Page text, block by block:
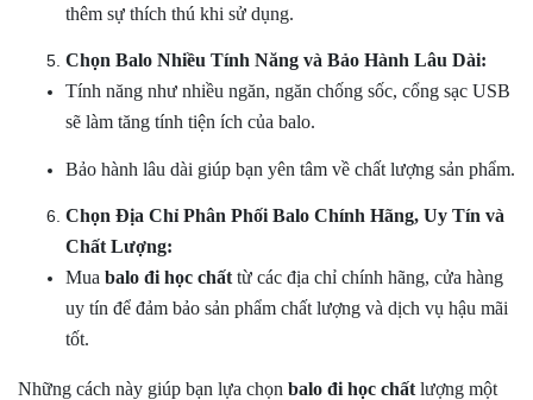
thêm sự thích thú khi sử dụng.
Chọn Balo Nhiều Tính Năng và Bảo Hành Lâu Dài:
Tính năng như nhiều ngăn, ngăn chống sốc, cổng sạc USB
sẽ làm tăng tính tiện ích của balo.
Bảo hành lâu dài giúp bạn yên tâm về chất lượng sản phẩm.
Chọn Địa Chỉ Phân Phối Balo Chính Hãng, Uy Tín và
Chất Lượng:
Mua balo đi học chất từ các địa chỉ chính hãng, cửa hàng
uy tín để đảm bảo sản phẩm chất lượng và dịch vụ hậu mãi
tốt.
Những cách này giúp bạn lựa chọn balo đi học chất lượng một